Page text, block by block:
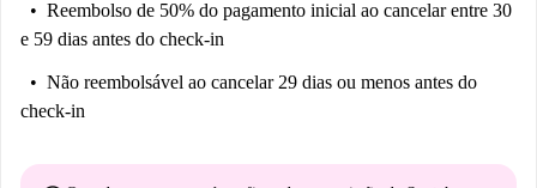
Reembolso de 50% do pagamento inicial ao cancelar entre 30
e 59 dias antes do check-in
Não reembolsável ao cancelar 29 dias ou menos antes do
check-in